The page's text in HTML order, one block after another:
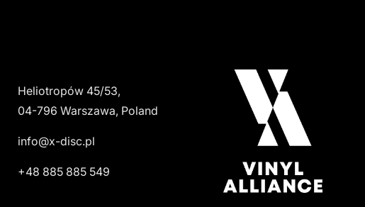
Heliotropów 45/53,
04-796 Warszawa, Poland
info@x-disc.pl
+48 885 885 549